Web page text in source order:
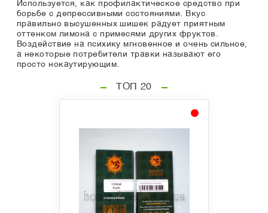
Используется, как профилактическое средство при
борьбе с депрессивными состояниями. Вкус
правильно высушенных шишек радует приятным
оттенком лимона с примесями других фруктов.
Воздействие на психику мгновенное и очень сильное,
а некоторые потребители травки называют его
просто нокаутирующим.
ТОП 20